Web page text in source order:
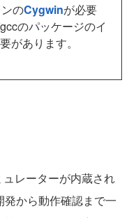
のCygwinが必要
のパッケージのイ
があります。
レーターが内蔵され
から動作確認まで一